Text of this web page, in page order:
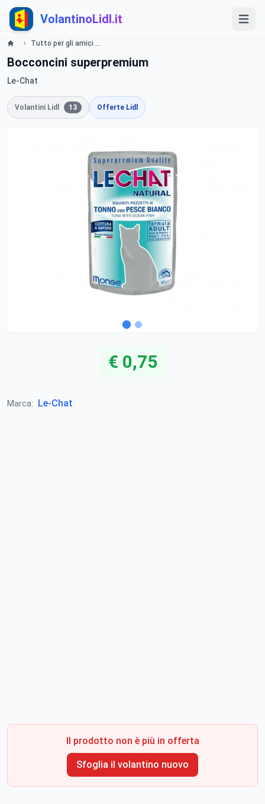
VolantinoLidl.it
Tutto per gli amici a 4 zampe Offerte valide da lunedì 1 luglio 2019 Lidl
Bocconcini superpremium
Le-Chat
Volantini Lidl 13 Offerte Lidl
€ 0,75
Marca: Le-Chat
Il prodotto non è più in offerta
Sfoglia il volantino nuovo